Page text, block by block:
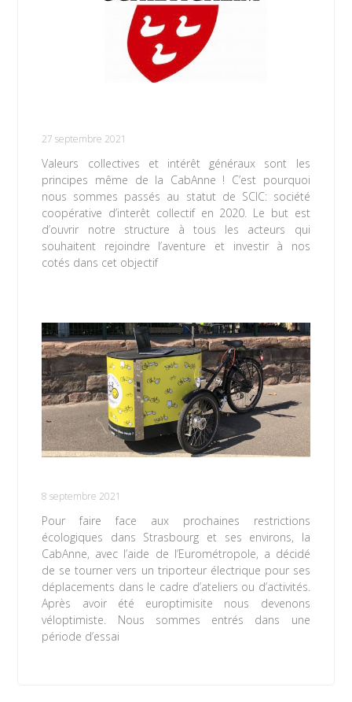
27 septembre 2021
Valeurs collectives et intérêt généraux sont les
principes même de la CabAnne ! C’est pourquoi
nous sommes passés au statut de SCIC: société
coopérative d’interêt collectif en 2020. Le but est
d’ouvrir notre structure à tous les acteurs qui
souhaitent rejoindre l’aventure et investir à nos
cotés dans cet objectif
8 septembre 2021
Pour faire face aux prochaines restrictions
écologiques dans Strasbourg et ses environs, la
CabAnne, avec l’aide de l’Eurométropole, a décidé
de se tourner vers un triporteur électrique pour ses
déplacements dans le cadre d’ateliers ou d’activités.
Après avoir été europtimisite nous devenons
véloptimiste. Nous sommes entrés dans une
période d’essai